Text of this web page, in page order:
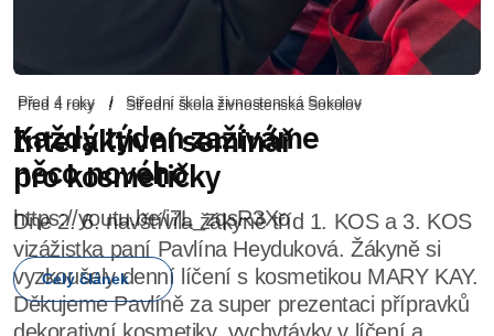
Před 4 roky Střední škola živnostenská Sokolov
Interaktivní seminář
pro kosmetičky
Dne 2. 6. navštívila žákyně tříd 1. KOS a 3. KOS
vizážistka paní Pavlína Heyduková. Žákyně si
vyzkoušely denní líčení s kosmetikou MARY KAY.
Děkujeme Pavlíně za super prezentaci přípravků